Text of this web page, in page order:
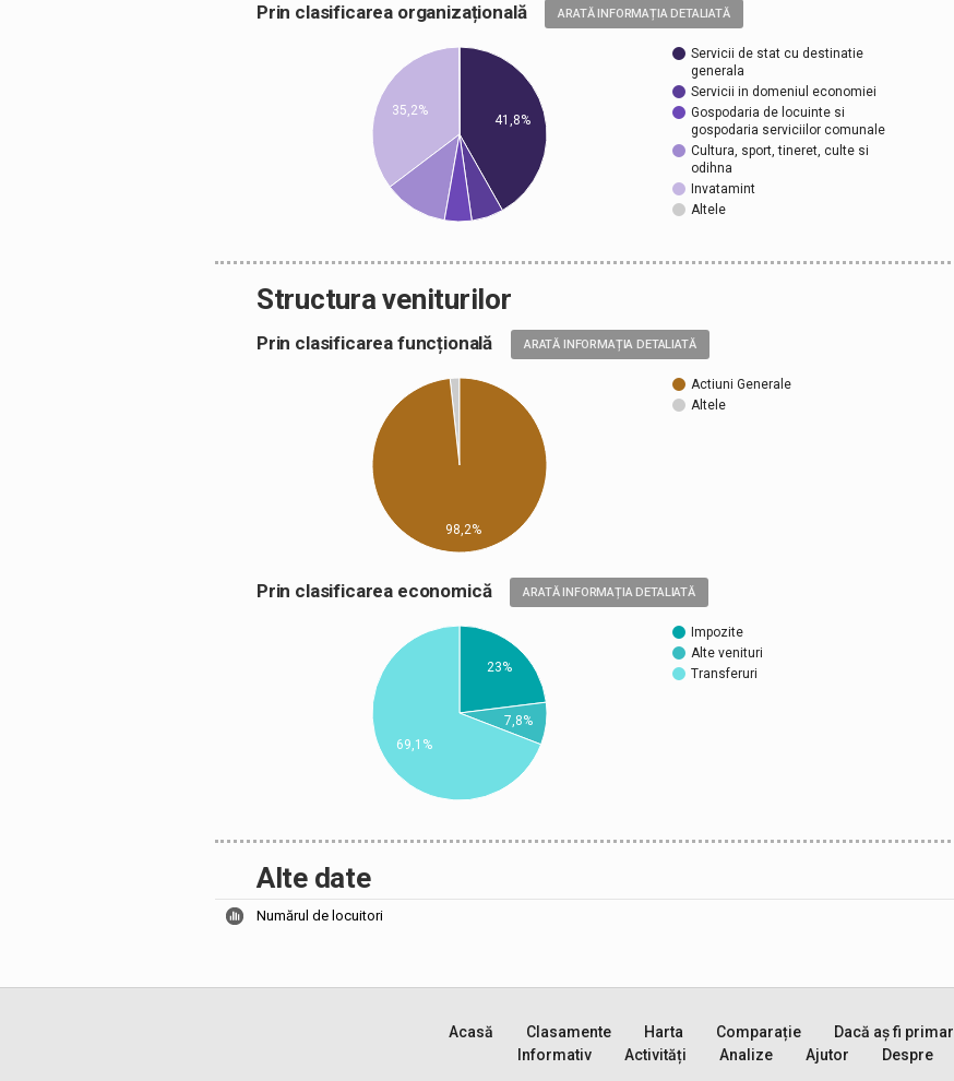
Prin clasificarea organizațională ARATĂ INFORMAȚIA DETALIATĂ
Servicii de stat cu destinatie
generala
Servicii in domeniul economiei
Gospodaria de locuinte si
gospodaria serviciilor comunale
Cultura, sport, tineret, culte si
odihna
Invatamint
Altele
41,8%
35,2%
Structura veniturilor
Prin clasificarea funcțională ARATĂ INFORMAȚIA DETALIATĂ
Actiuni Generale
Altele
98,2%
Prin clasificarea economică ARATĂ INFORMAȚIA DETALIATĂ
Impozite
Alte venituri
Transferuri
23%
7,8%
69,1%
Alte date
Numărul de locuitori
Acasă Clasamente Harta Comparație Dacă aș fi primar
Informativ
Activități Analize Ajutor Despre